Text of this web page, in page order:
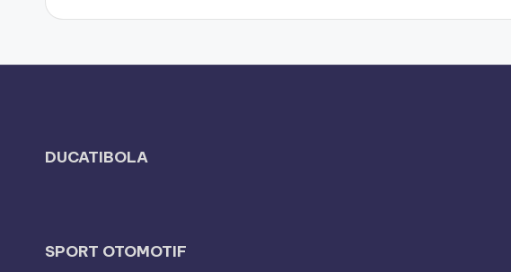
DUCATIBOLA
SPORT OTOMOTIF